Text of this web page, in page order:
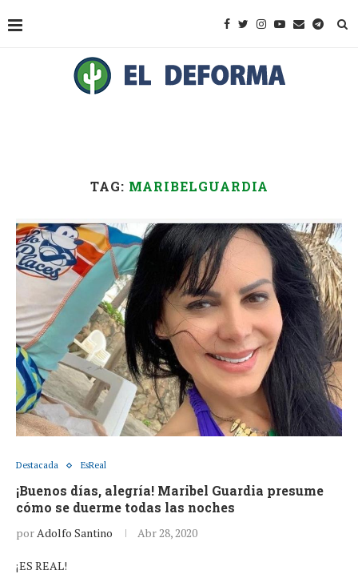
TAG: MARIBELGUARDIA
Destacada EsReal
¡Buenos días, alegría! Maribel Guardia presume
cómo se duerme todas las noches
porAdolfo Santino Abr 28, 2020
¡ES REAL!